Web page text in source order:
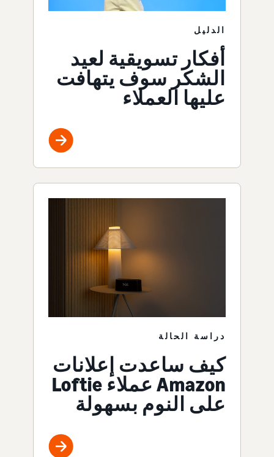
الدليل
أفكار تسويقية لعيد
الشكر سوف يتهافت
عليها العملاء
دراسة الحالة
كيف ساعدت إعلانات
Amazon عملاء Loftie
على النوم بسهولة